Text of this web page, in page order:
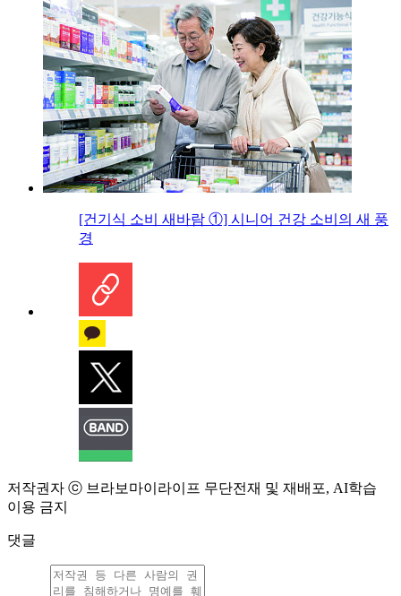
[건기식 소비 새바람 ①] 시니어 건강 소비의 새 풍
경
저작권자 ⓒ 브라보마이라이프 무단전재 및 재배포, AI학습
이용 금지
댓글